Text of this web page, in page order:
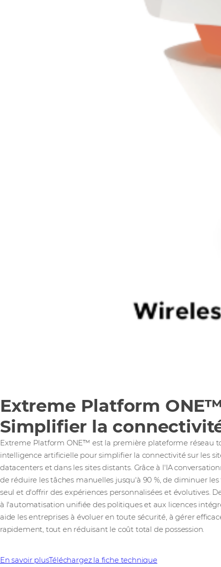
Extreme Platform
Simplifier la
Extreme Platform ONE™ est la première plateforme réseau
intelligence artificielle pour simplifier la connectivité sur les
datacenters et dans les sites distants. Grâce à l'IA
de réduire les tâches manuelles jusqu'à 90 %, de diminuer
seul et d'offrir des expériences personnalisées et évolutives.
à l'automatisation unifiée des politiques et aux licences
aide les entreprises à évoluer en toute sécurité, à gérer
rapidement, tout en réduisant le coût total de possession.
En savoir plusTéléchargez la fiche technique